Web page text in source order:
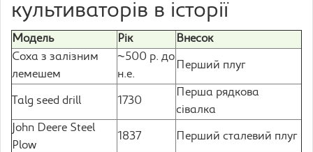
культиваторів в історії
Модель Рік
Внесок
Соха з залізним
лемешем
~500 р. до
н.е.
Перший плуг
Talg seed drill 1730
Перша рядкова
сівалка
John Deere Steel
Plow
1837 Перший сталевий плуг